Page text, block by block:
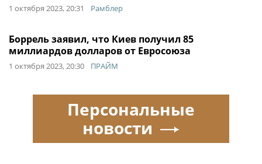
1 октября 2023, 20:31 Рамблер
Боррель заявил, что Киев получил 85
миллиардов долларов от Евросоюза
1 октября 2023, 20:30 ПРАЙМ
Персональные
новости